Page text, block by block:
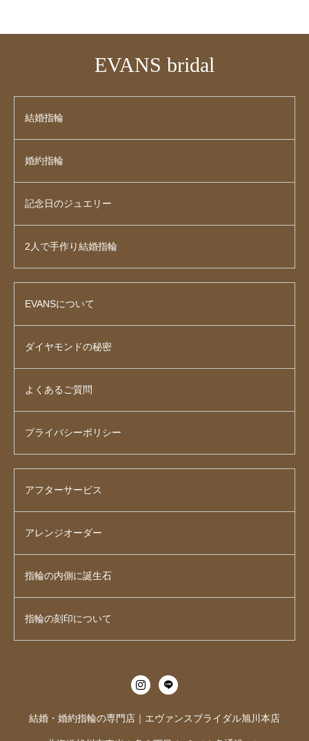
EVANS bridal
結婚指輪
婚約指輪
記念日のジュエリー
2人で手作り結婚指輪
EVANSについて
ダイヤモンドの秘密
よくあるご質問
プライバシーポリシー
アフターサービス
アレンジオーダー
指輪の内側に誕生石
指輪の刻印について
結婚・婚約指輪の専門店｜エヴァンスブライダル旭川本店